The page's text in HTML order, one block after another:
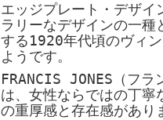
エッジプレート・デザイ
ラリーなデザインの一
する1920年代頃のヴィ
ようです。
FRANCIS JONES（フラ
は、女性ならではの丁寧
の重厚感と存在感があり